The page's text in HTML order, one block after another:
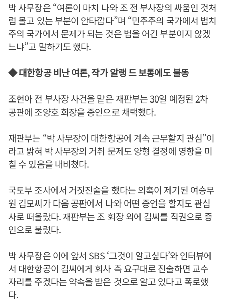
박 사무장은 “여론이 마치 나와 조 전 부사장의 싸움인 것처
럼 몰고 있는 부분이 안타깝다”며 “민주주의 국가에서 법치
주의 국가에서 문제가 되는 것은 법을 어긴 부분이지 않겠
느냐”고 말하기도 했다.
◆ 대한항공 비난 여론, 작가 알랭 드 보통에도 불똥
조현아 전 부사장 사건을 맡은 재판부는 30일 예정된 2차
공판에 조양호 회장을 증인으로 채택했다.
재판부는 “박 사무장이 대한항공에 계속 근무할지 관심”이
라고 밝혀 박 사무장의 거취 문제도 양형 결정에 영향을 미
칠 수 있음을 내비쳤다.
국토부 조사에서 거짓진술을 했다는 의혹이 제기된 여승무
원 김모씨가 다음 공판에서 나와 어떤 증언을 할지도 관심
사로 떠올랐다. 재판부는 조 회장 외에 김씨를 직권으로 증
인으로 불렀다.
박 사무장은 이에 앞서 SBS ‘그것이 알고싶다’와 인터뷰에
서 대한항공이 김씨에게 회사 측 요구대로 진술하면 교수
자리를 주겠다는 약속을 받은 것으로 알고 있다고 폭로했
다.